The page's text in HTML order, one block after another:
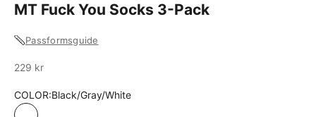
MT Fuck You Socks 3-Pack
Passformsguide
Sale
229 kr
COLOR:Black/Gray/White